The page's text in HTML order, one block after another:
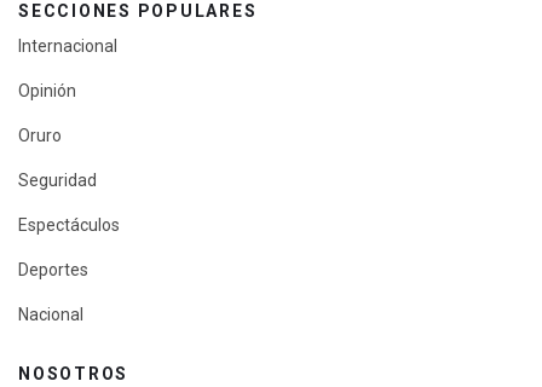
SECCIONES POPULARES
Internacional
Opinión
Oruro
Seguridad
Espectáculos
Deportes
Nacional
NOSOTROS